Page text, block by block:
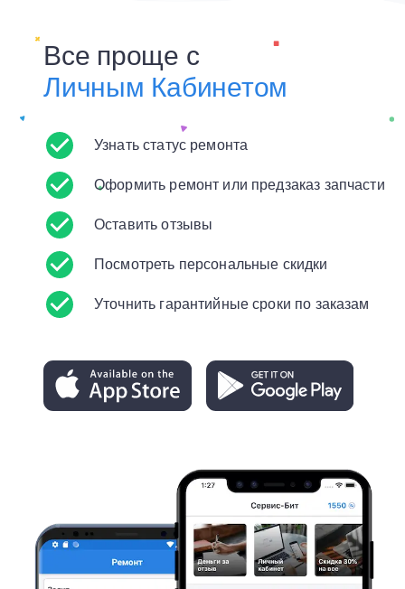
Все проще с
Личным Кабинетом
Узнать статус ремонта
Оформить ремонт или предзаказ запчасти
Оставить отзывы
Посмотреть персональные скидки
Уточнить гарантийные сроки по заказам